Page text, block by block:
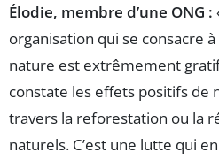
Élodie, membre d’une ONG :
organisation qui se consacre
nature est extrêmement
constate les effets positifs de
travers la reforestation ou la
naturels. C’est une lutte qui